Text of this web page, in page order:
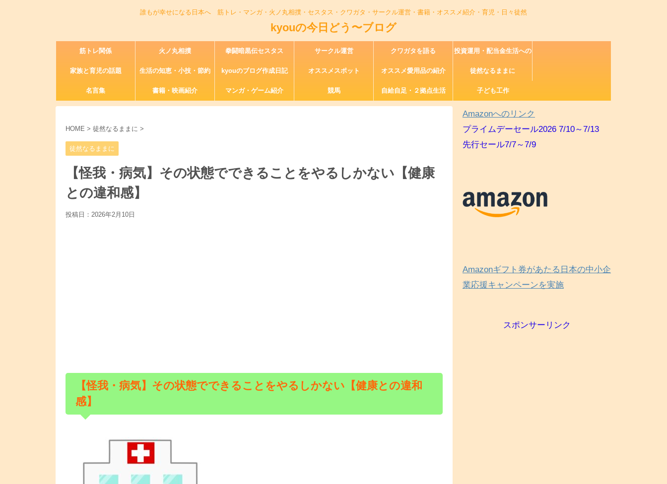
誰もが幸せになる日本へ 筋トレ・マンガ・火ノ丸相撲・セスタス・クワガタ・サークル運営・書籍・オススメ紹介・育児・日々徒然
kyouの今日どう〜ブログ
筋トレ関係 火ノ丸相撲 拳闘暗黒伝セスタス サークル運営 クワガタを語る 投資運用・配当金生活への
道
家族と育児の話題 生活の知恵・小技・節約 kyouのブログ作成日記 オススメスポット オススメ愛用品の紹介 徒然なるままに
名言集 書籍・映画紹介 マンガ・ゲーム紹介 競馬 自給自足・２拠点生活 子ども工作
HOME > 徒然なるままに >
徒然なるままに
【怪我・病気】その状態でできることをやるしかない【健康
との違和感】
投稿日： 2026年2月10日
【怪我・病気】その状態でできることをやるしかない【健康との違和
感】
Amazonへのリンク
プライムデーセール2026 7/10～7/13
先行セール7/7～7/9
Amazonギフト券があたる日本の中小企
業応援キャンペーンを実施
スポンサーリンク